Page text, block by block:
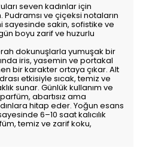
seven kadınlar için
ve çiçeksi notaların
sakin, sofistike ve
boyu zarif ve huzurlu
dokunuşlarla yumuşak bir
iris, yasemin ve portakal
bir karakter ortaya çıkar. Alt
etkisiyle sıcak, temiz ve
sunar. Günlük kullanım ve
abartısız ama
hitap eder. Yoğun esans
6–10 saat kalıcılık
temiz ve zarif koku,